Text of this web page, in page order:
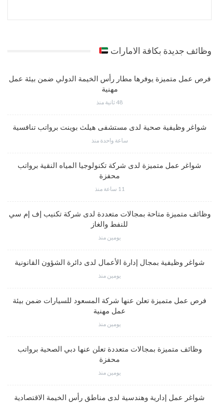
وظائف جديدة بكافة الامارات
فرص عمل متميزة يوفرها مطار رأس الخيمة الدولي ضمن بيئة عمل
مهنية
48 ثانية منذ
شواغر وظيفية صحية لدى مستشفى هيلث بوينت برواتب تنافسية
ساعة واحدة منذ
شواغر عمل متميزة لدى شركة تكنولوجيا المياه النقية برواتب
محفزة
11 ساعة منذ
وظائف متميزة متاحة بمجالات متعددة لدى شركة تكنيب إف إم سي
للنفط والغاز
يومين منذ
شواغر وظيفية بمجال إدارة الأعمال لدى دائرة الشؤون القانونية
يومين منذ
فرص عمل متميزة تعلن عنها شركة المسعود للسيارات ضمن بيئة
عمل مهنية
يومين منذ
وظائف متميزة بمجالات متعددة تعلن عنها دبي الصحية برواتب
محفزة
يومين منذ
شواغر عمل إدارية وهندسية لدى مناطق رأس الخيمة الاقتصادية